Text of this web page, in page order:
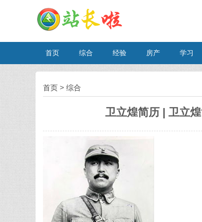
首页 综合 经验 房产 学习
首页 > 综合
卫立煌简历 | 卫立